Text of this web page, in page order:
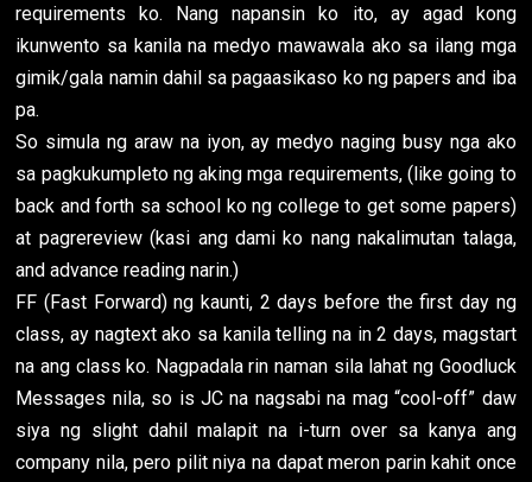
requirements ko. Nang napansin ko ito, ay agad kong
ikunwento sa kanila na medyo mawawala ako sa ilang mga
gimik/gala namin dahil sa pagaasikaso ko ng papers and iba
pa.
So simula ng araw na iyon, ay medyo naging busy nga ako
sa pagkukumpleto ng aking mga requirements, (like going to
back and forth sa school ko ng college to get some papers)
at pagrereview (kasi ang dami ko nang nakalimutan talaga,
and advance reading narin.)
FF (Fast Forward) ng kaunti, 2 days before the first day ng
class, ay nagtext ako sa kanila telling na in 2 days, magstart
na ang class ko. Nagpadala rin naman sila lahat ng Goodluck
Messages nila, so is JC na nagsabi na mag “cool-off” daw
siya ng slight dahil malapit na i-turn over sa kanya ang
company nila, pero pilit niya na dapat meron parin kahit once